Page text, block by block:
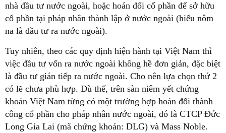
nhà đầu tư nước ngoài, hoặc hoán đổi cổ phần để sở hữu
cổ phần tại pháp nhân thành lập ở nước ngoài (hiểu nôm
na là đầu tư ra nước ngoài).
Tuy nhiên, theo các quy định hiện hành tại Việt Nam thì
việc đầu tư vốn ra nước ngoài không hề đơn giản, đặc biệt
là đầu tư gián tiếp ra nước ngoài. Cho nên lựa chọn thứ 2
có lẽ chưa phù hợp. Dù thế, trên sàn niêm yết chứng
khoán Việt Nam từng có một trường hợp hoán đổi thành
công cổ phần cho pháp nhân nước ngoài, đó là CTCP Đức
Long Gia Lai (mã chứng khoán: DLG) và Mass Noble.